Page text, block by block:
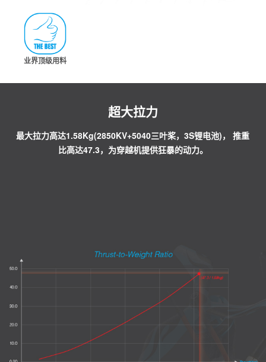
业界顶级用料
超大拉力
最大拉力高达1.58Kg(2850KV+5040三叶桨，3S锂电池)， 推重
比高达47.3，为穿越机提供狂暴的动力。